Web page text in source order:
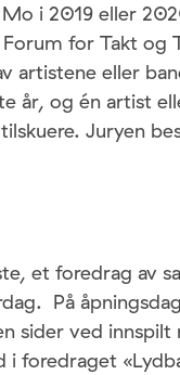
i 2019 eller
for Takt og
artistene eller
år, og én artist
Juryen
et foredrag av
På
sider ved innspilt
i foredraget